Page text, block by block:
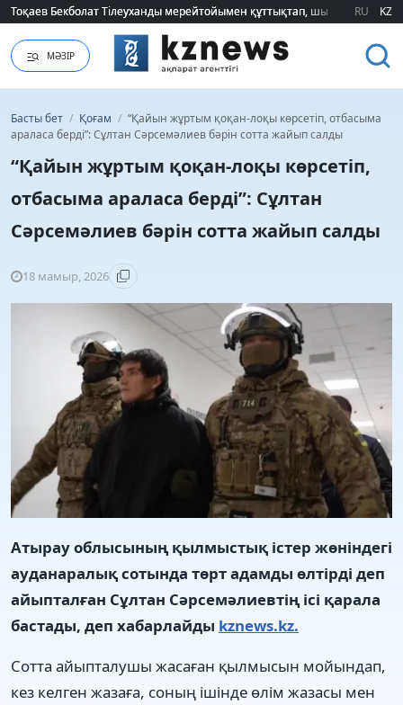
2026 жылғы білім грантын иеленгендердің тізімі жарияланды (ТІЗІМ)
RU KZ
МӘЗІР
Басты бет / Қоғам / “Қайын жұртым қоқан-лоқы көрсетіп, отбасыма
араласа берді”: Сұлтан Сәрсемәлиев бәрін сотта жайып салды
“Қайын жұртым қоқан-лоқы көрсетіп,
отбасыма араласа берді”: Сұлтан
Сәрсемәлиев бәрін сотта жайып салды
18 мамыр, 2026
Атырау облысының қылмыстық істер жөніндегі
ауданаралық сотында төрт адамды өлтірді деп
айыпталған Сұлтан Сәрсемәлиевтің ісі қарала
бастады, деп хабарлайды kznews.kz.
Сотта айыпталушы жасаған қылмысын мойындап,
кез келген жазаға, соның ішінде өлім жазасы мен